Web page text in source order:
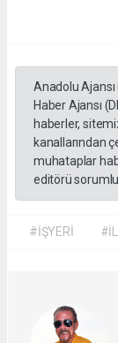
Anadolu
Haber Ajansı
haberler,
kanallarından
muhataplar
editörü sorumlu
#İŞYERİ